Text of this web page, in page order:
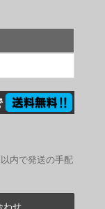
内で発送の手配
わせ